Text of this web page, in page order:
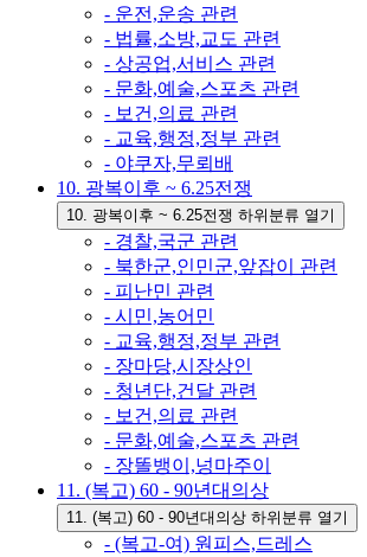
- 운전,운송 관련
- 법률,소방,교도 관련
- 상공업,서비스 관련
- 문화,예술,스포츠 관련
- 보건,의료 관련
- 교육,행정,정부 관련
- 야쿠자,무뢰배
10. 광복이후 ~ 6.25전쟁
10. 광복이후 ~ 6.25전쟁 하위분류 열기
- 경찰,국군 관련
- 북한군,인민군,앞잡이 관련
- 피난민 관련
- 시민,농어민
- 교육,행정,정부 관련
- 장마당,시장상인
- 청년단,건달 관련
- 보건,의료 관련
- 문화,예술,스포츠 관련
- 장똘뱅이,넝마주이
11. (복고) 60 - 90년대의상
11. (복고) 60 - 90년대의상 하위분류 열기
- (복고-여) 원피스,드레스